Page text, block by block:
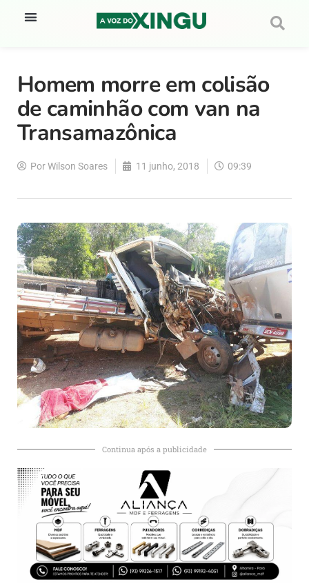
Homem morre em colisão
de caminhão com van na
Transamazônica
PorWilson Soares 11 junho, 2018 09:39
Continua após a publicidade